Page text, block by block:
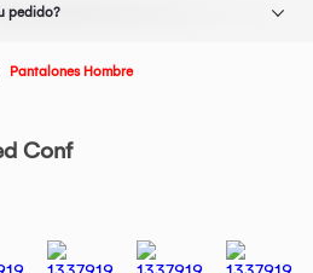
pedido?
Pantalones Hombre
Conf